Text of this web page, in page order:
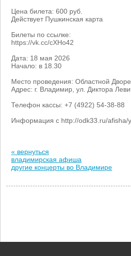
Цена билета: 600 руб.
Действует Пушкинская карта
Билеты по ссылке:
https://vk.cc/cXHo42
Дата: 18 мая 2026
Начало: в 18.30
Место проведения: Областной
Адрес: г. Владимир, ул. Диктора
Телефон кассы: +7 (4922) 54-38-88
Информация с http://odk33.ru/afisha/
« вернуться
владимирская афиша
другие концерты во Владимире